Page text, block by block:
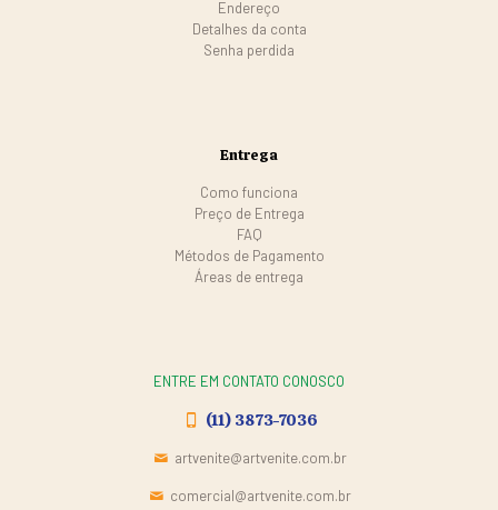
Endereço
Detalhes da conta
Senha perdida
Entrega
Como funciona
Preço de Entrega
FAQ
Métodos de Pagamento
Áreas de entrega
ENTRE EM CONTATO CONOSCO
(11) 3873-7036
artvenite@artvenite.com.br
comercial@artvenite.com.br